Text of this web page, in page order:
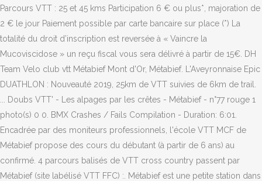
Parcours VTT : 25 et 45 kms Participation 6 € ou plus*, majoration de
2 € le jour Paiement possible par carte bancaire sur place (*) La
totalité du droit d’inscription est reversée à « Vaincre la
Mucoviscidose » un reçu fiscal vous sera délivré à partir de 15€. DH
Team Velo club vtt Métabief Mont d'Or, Métabief. L'Aveyronnaise Epic
DUATHLON : Nouveauté 2019, 25km de VTT suivies de 6km de trail.
... Doubs VTT' - Les alpages par les crêtes - Métabief - n°77 rouge 1
photo(s) 0 0. BMX Crashes / Fails Compilation - Duration: 6:01.
Encadrée par des moniteurs professionnels, l'école VTT MCF de
Métabief propose des cours du débutant (à partir de 6 ans) au
confirmé. 4 parcours balisés de VTT cross country passent par
Métabief (site labélisé VTT FFC) :. Métabief est une petite station dans